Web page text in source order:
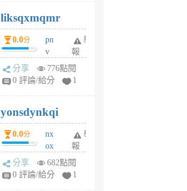
6
個
月
前
liksqxmqmr
0.0分
pn
v
wt
sv
6
個
月
前
舉
報
分享
776點閱
0 評論/給分
1
yonsdynkqi
0.0分
nx
ox
rh
pe
舉
報
分享
682點閱
0 評論/給分
1